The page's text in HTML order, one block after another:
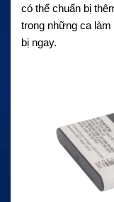
có thể chuẩn bị
trong những ca
bị ngay.